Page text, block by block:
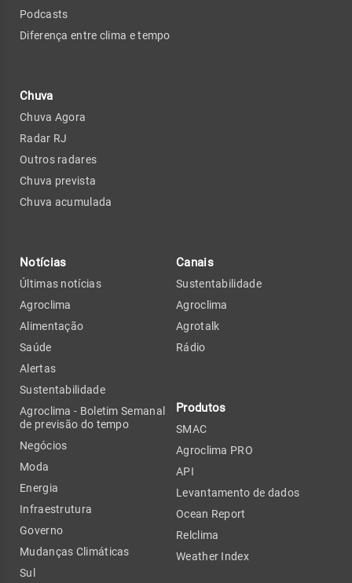
Podcasts
Diferença entre clima e tempo
Chuva
Chuva Agora
Radar RJ
Outros radares
Chuva prevista
Chuva acumulada
Notícias
Últimas notícias
Agroclima
Alimentação
Saúde
Alertas
Sustentabilidade
Agroclima - Boletim Semanal
de previsão do tempo
Negócios
Moda
Energia
Infraestrutura
Governo
Mudanças Climáticas
Sul
Canais
Sustentabilidade
Agroclima
Agrotalk
Rádio
Produtos
SMAC
Agroclima PRO
API
Levantamento de dados
Ocean Report
Relclima
Weather Index